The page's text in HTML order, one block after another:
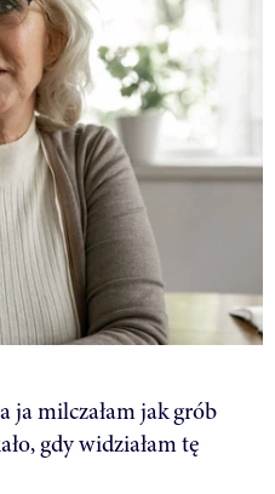
ja milczałam jak grób
gdy widziałam tę